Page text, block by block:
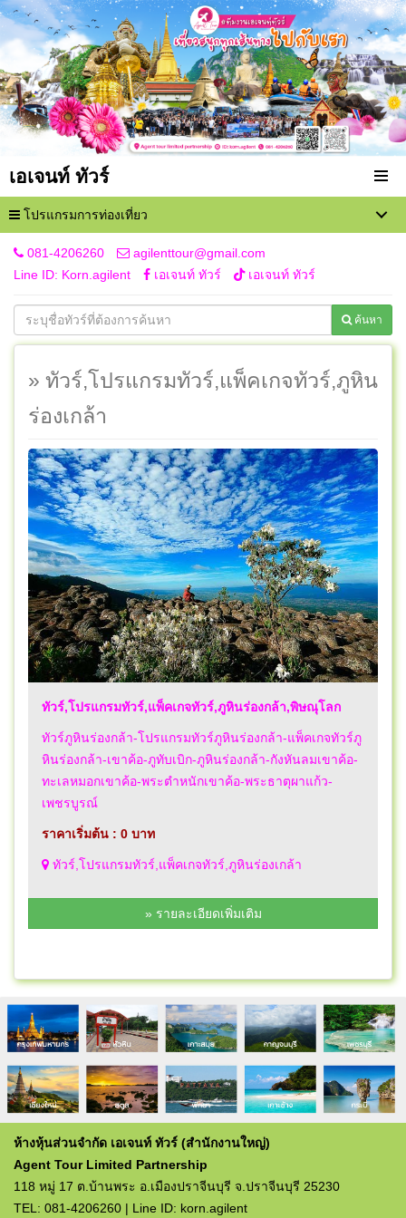
เอเจนท์ ทัวร์
โปรแกรมการท่องเที่ยว
081-4206260
agilenttour@gmail.com
Line ID: Korn.agilent
เอเจนท์ ทัวร์ เอเจนท์ ทัวร์
ค้นหา
» ทัวร์,โปรแกรมทัวร์,แพ็คเกจทัวร์,ภูหิน
ร่องเกล้า
ทัวร์,โปรแกรมทัวร์,แพ็คเกจทัวร์,ภูหินร่องกล้า,พิษณุโลก
ทัวร์ภูหินร่องกล้า-โปรแกรมทัวร์ภูหินร่องกล้า-แพ็คเกจทัวร์ภู
หินร่องกล้า-เขาค้อ-ภูทับเบิก-ภูหินร่องกล้า-กังหันลมเขาค้อ-
ทะเลหมอกเขาค้อ-พระตำหนักเขาค้อ-พระธาตุผาแก้ว-
เพชรบูรณ์
ราคาเริ่มต้น : 0 บาท
ทัวร์,โปรแกรมทัวร์,แพ็คเกจทัวร์,ภูหินร่องเกล้า
» รายละเอียดเพิ่มเติม
ห้างหุ้นส่วนจำกัด เอเจนท์ ทัวร์ (สำนักงานใหญ่)
Agent Tour Limited Partnership
118 หมู่ 17 ต.บ้านพระ อ.เมืองปราจีนบุรี จ.ปราจีนบุรี 25230
TEL: 081-4206260 | Line ID: korn.agilent